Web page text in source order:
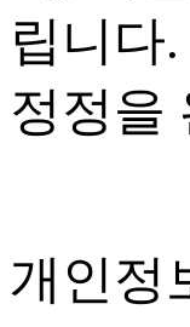
립니다.
정정을
개인정